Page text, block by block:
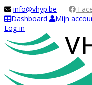
info@vhyp.be
Dashboard
Mijn
Log-in